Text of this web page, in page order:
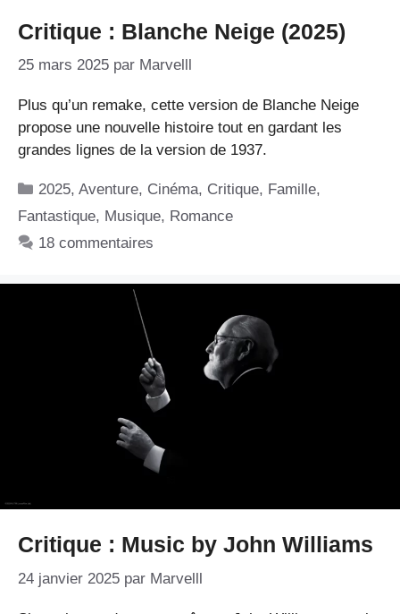
Critique : Blanche Neige (2025)
25 mars 2025 par Marvelll
Plus qu’un remake, cette version de Blanche Neige
propose une nouvelle histoire tout en gardant les
grandes lignes de la version de 1937.
Catégories
2025,Aventure, Cinéma, Critique, Famille,
Fantastique, Musique, Romance
18 commentaires
Critique : Music by John Williams
24 janvier 2025 par Marvelll